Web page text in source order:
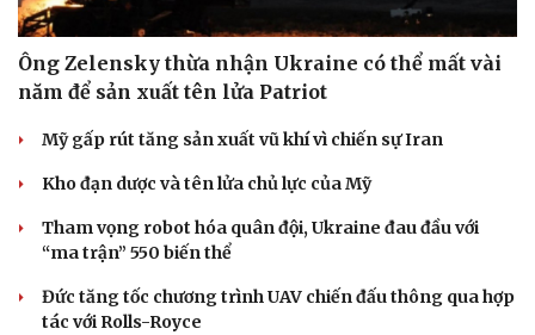
Ông Zelensky thừa nhận Ukraine có thể mất vài
năm để sản xuất tên lửa Patriot
Mỹ gấp rút tăng sản xuất vũ khí vì chiến sự Iran
Kho đạn dược và tên lửa chủ lực của Mỹ
Tham vọng robot hóa quân đội, Ukraine đau đầu với
“ma trận” 550 biến thể
Đức tăng tốc chương trình UAV chiến đấu thông qua hợp
tác với Rolls-Royce